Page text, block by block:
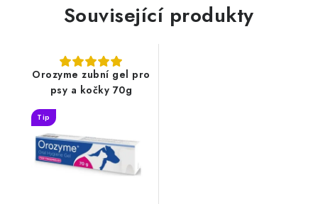
Související produkty
Orozyme zubní gel pro
psy a kočky 70g
Tip